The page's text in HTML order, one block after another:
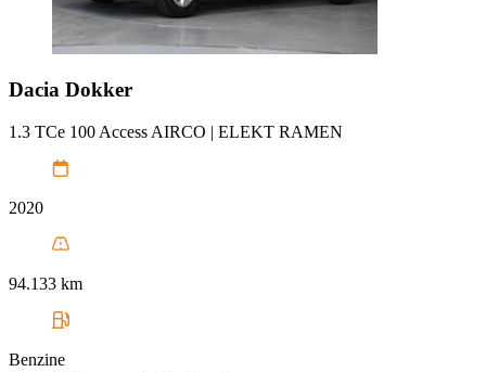
Dacia Dokker
1.3 TCe 100 Access AIRCO | ELEKT RAMEN
2020
94.133 km
Benzine